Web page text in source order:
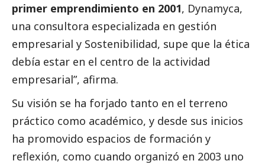
primer emprendimiento en 2001, Dynamyca,
una consultora especializada en gestión
empresarial y Sostenibilidad, supe que la ética
debía estar en el centro de la actividad
empresarial”, afirma.
Su visión se ha forjado tanto en el terreno
práctico como académico, y desde sus inicios
ha promovido espacios de formación y
reflexión, como cuando organizó en 2003 uno